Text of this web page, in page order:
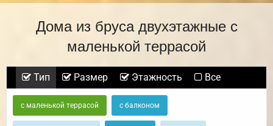
Дома из бруса двухэтажные с
маленькой террасой
Тип Размер Этажность Все
с маленькой террасой с балконом